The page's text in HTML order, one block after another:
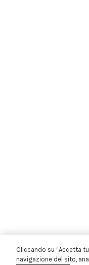
Cliccando su “Accetta
navigazione del sito,